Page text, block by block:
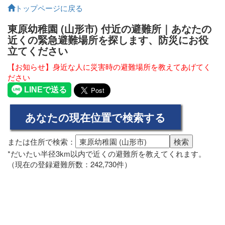
トップページに戻る
東原幼稚園 (山形市) 付近の避難所｜あなたの
近くの緊急避難場所を探します、防災にお役
立てください
【お知らせ】身近な人に災害時の避難場所を教えてあげてく
ださい
または住所で検索：
*だいたい半径3km以内で近くの避難所を教えてくれます。
（現在の登録避難所数：242,730件）